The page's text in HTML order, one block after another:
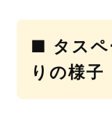
■ タスペ
りの様子